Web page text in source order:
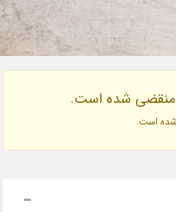
منقضی شده است.
شده است.